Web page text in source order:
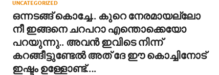
UNCATEGORIZED
ഒന്നടങ്ങ് കൊച്ചേ.. കുറെ നേരമായല്ലോ
നീ ഇങ്ങനെ ചറപറാ എന്തൊക്കെയോ
പറയുന്നു.. അവൻ ഇവിടെ നിന്ന്
കറങ്ങീട്ടുണ്ടേൽ അത് ദേ ഈ കൊച്ചിനോട്
ഇഷ്ടം ഉള്ളോണ്ട്….